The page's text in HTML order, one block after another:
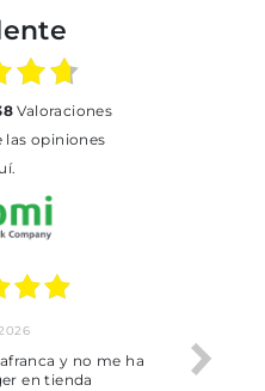
Valoraciones
y no me ha
en tienda